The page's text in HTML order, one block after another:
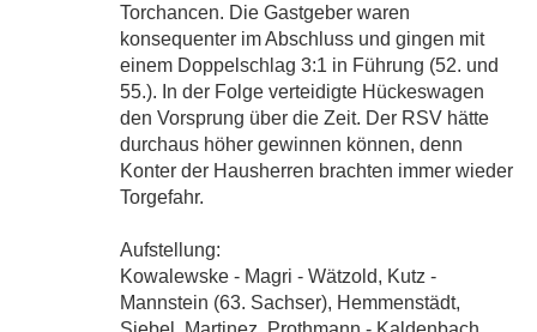
Torchancen. Die Gastgeber waren
konsequenter im Abschluss und gingen mit
einem Doppelschlag 3:1 in Führung (52. und
55.). In der Folge verteidigte Hückeswagen
den Vorsprung über die Zeit. Der RSV hätte
durchaus höher gewinnen können, denn
Konter der Hausherren brachten immer wieder
Torgefahr.
Aufstellung:
Kowalewske - Magri - Wätzold, Kutz -
Mannstein (63. Sachser), Hemmenstädt,